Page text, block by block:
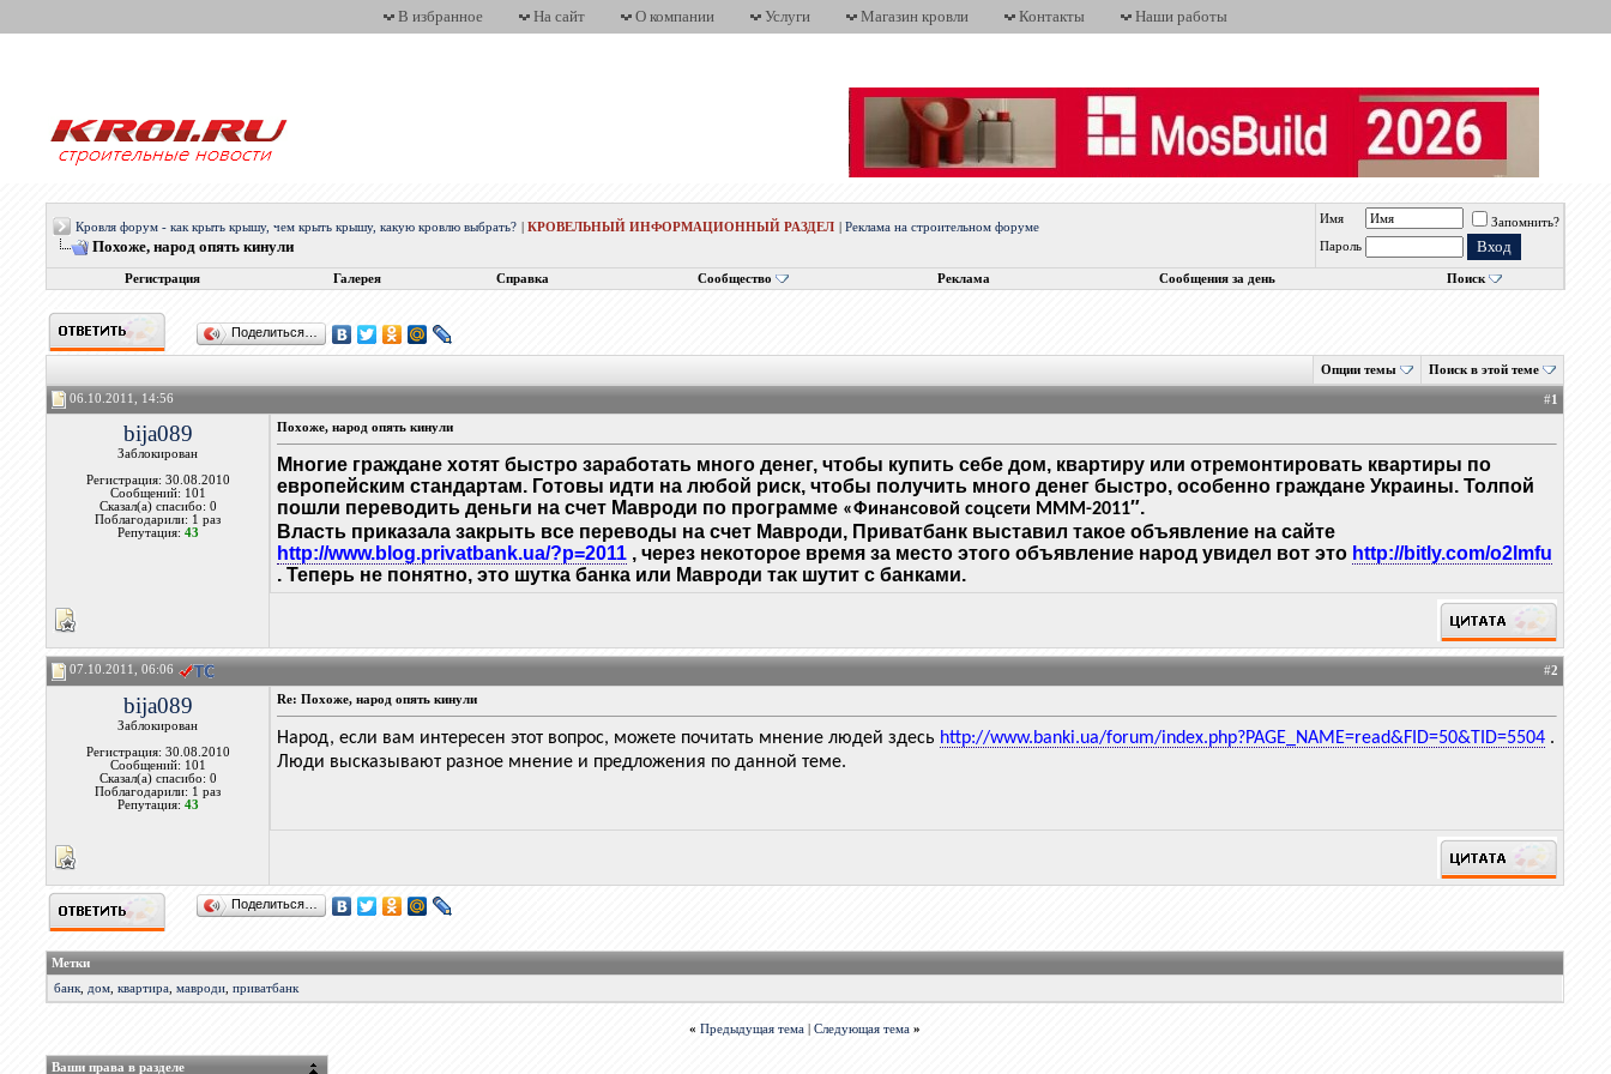
В избранное На сайт О компании Услуги Магазин кровли Контакты Наши работы
Кровля форум - как крыть крышу, чем крыть крышу, какую кровлю выбрать? |КРОВЕЛЬНЫЙ ИНФОРМАЦИОННЫЙ РАЗДЕЛ |Реклама на строительном форуме
Похоже, народ опять кинули
Имя
Запомнить?
Пароль
Регистрация Галерея Справка Сообщество Реклама Сообщения за день Поиск
Поделиться…
Опции темы Поиск в этой теме
06.10.2011, 14:56 #1
bija089
Заблокирован
Регистрация: 30.08.2010
Сообщений: 101
Сказал(а) спасибо: 0
Поблагодарили: 1 раз
Репутация: 43
Похоже, народ опять кинули
Многие граждане хотят быстро заработать много денег, чтобы купить себе дом, квартиру или отремонтировать квартиры по
европейским стандартам. Готовы идти на любой риск, чтобы получить много денег быстро, особенно граждане Украины. Толпой
пошли переводить деньги на счет Мавроди по программе «Финансовой соцсети МММ-2011″.
Власть приказала закрыть все переводы на счет Мавроди, Приватбанк выставил такое объявление на сайте
http://www.blog.privatbank.ua/?p=2011 , через некоторое время за место этого объявление народ увидел вот это http://bitly.com/o2lmfu
. Теперь не понятно, это шутка банка или Мавроди так шутит с банками.
07.10.2011, 06:06 #2
bija089
Заблокирован
Регистрация: 30.08.2010
Сообщений: 101
Сказал(а) спасибо: 0
Поблагодарили: 1 раз
Репутация: 43
Re: Похоже, народ опять кинули
Народ, если вам интересен этот вопрос, можете почитать мнение людей здесь http://www.banki.ua/forum/index.php?PAGE_NAME=read&FID=50&TID=5504 .
Люди высказывают разное мнение и предложения по данной теме.
Поделиться…
Метки
банк
дом ,квартира ,мавроди ,приватбанк
« Предыдущая тема |Следующая тема »
Ваши права в разделе